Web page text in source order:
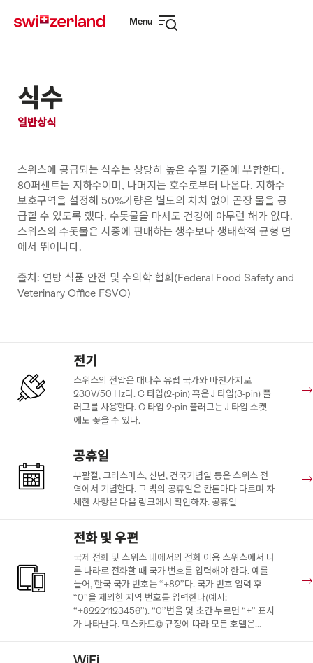
navigation
Menu
식수
일반상식
스위스에 공급되는 식수는 상당히 높은 수질 기준에 부합한다.
80퍼센트는 지하수이며, 나머지는 호수로부터 나온다. 지하수
보호구역을 설정해 50%가량은 별도의 처치 없이 곧장 물을 공
급할 수 있도록 했다. 수돗물을 마셔도 건강에 아무런 해가 없다.
스위스의 수돗물은 시중에 판매하는 생수보다 생태학적 균형 면
에서 뛰어나다.
출처: 연방 식품 안전 및 수의학 협회(Federal Food Safety and
Veterinary Office FSVO)
전기
스위스의 전압은 대다수 유럽 국가와 마찬가지로
230V/50 Hz다. C 타입(2-pin) 혹은 J 타입(3-pin) 플
러그를 사용한다. C 타입 2-pin 플러그는 J 타입 소켓
에도 꽂을 수 있다.
공휴일
부활절, 크리스마스, 신년, 건국기념일 등은 스위스 전
역에서 기념한다. 그 밖의 공휴일은 칸톤마다 다르며 자
세한 사항은 다음 링크에서 확인하자. 공휴일
전화 및 우편
국제 전화 및 스위스 내에서의 전화 이용 스위스에서 다
른 나라로 전화할 때 국가 번호를 입력해야 한다. 예를
들어, 한국 국가 번호는 “+82”다. 국가 번호 입력 후
“0”을 제외한 지역 번호를 입력한다(예시:
“+82221123456”). “0”번을 몇 초간 누르면 “+” 표시
가 나타난다. 텍스카드© 규정에 따라 모든 호텔은...
WiFi